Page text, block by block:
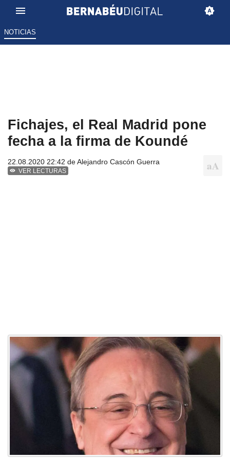
NOTICIAS
Fichajes, el Real Madrid pone
fecha a la firma de Koundé
22.08.2020 22:42 deAlejandro Cascón Guerra
VER LECTURAS